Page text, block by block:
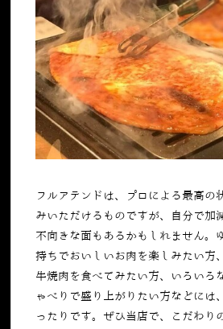
フルアテンドは、プロによる最高の
みいただけるものですが、自分で加
不向きな面もあるかもしれません。
持ちでおいしいお肉を楽しみたい方
牛焼肉を食べてみたい方、いろいろ
ゃべりで盛り上がりたい方などには
ったりです。ぜひ当店で、こだわり